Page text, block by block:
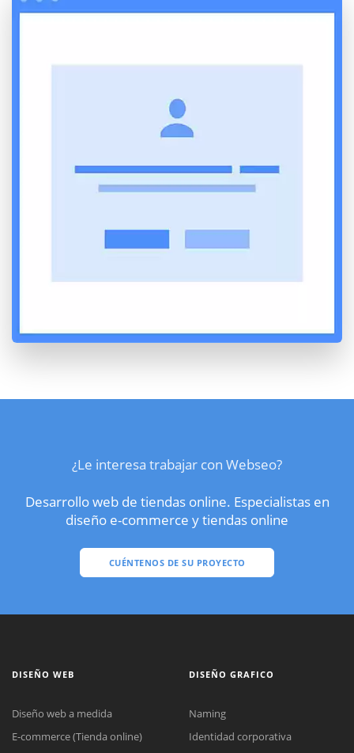
¿Le interesa trabajar con Webseo?
Desarrollo web de tiendas online. Especialistas en
diseño e-commerce y tiendas online
CUÉNTENOS DE SU PROYECTO
DISEÑO WEB
Diseño web a medida
E-commerce (Tienda online)
DISEÑO GRAFICO
Naming
Identidad corporativa